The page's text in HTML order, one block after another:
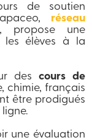
de soutien
réseau
propose une
les élèves à la
des cours de
chimie, français
être prodigués
une évaluation